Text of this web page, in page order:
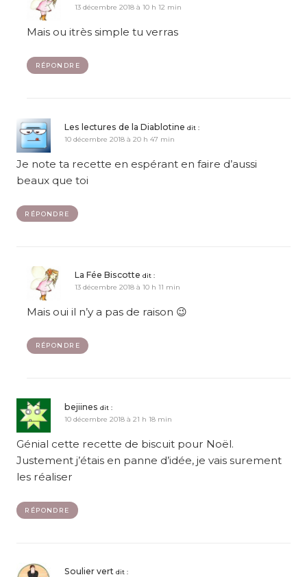
13 décembre 2018 à 10 h 12 min
Mais ou itrès simple tu verras
RÉPONDRE
Les lectures de la Diablotine dit :
10 décembre 2018 à 20 h 47 min
Je note ta recette en espérant en faire d’aussi
beaux que toi
RÉPONDRE
La Fée Biscotte dit :
13 décembre 2018 à 10 h 11 min
Mais oui il n’y a pas de raison 😉
RÉPONDRE
bejiines dit :
10 décembre 2018 à 21 h 18 min
Génial cette recette de biscuit pour Noël.
Justement j’étais en panne d’idée, je vais surement
les réaliser
RÉPONDRE
Soulier vert dit :